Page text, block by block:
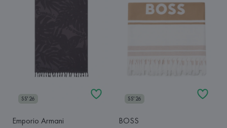
SS'26
Emporio Armani
SS'26
BOSS